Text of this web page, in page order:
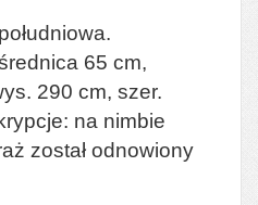
65 cm,
290 cm, szer.
na nimbie
został odnowiony